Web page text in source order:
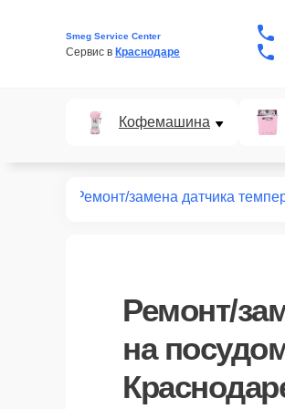
Smeg Service Center
Сервис в Краснодаре
Кофемашина
Ремонт/замена датчика
Ремонт/
на